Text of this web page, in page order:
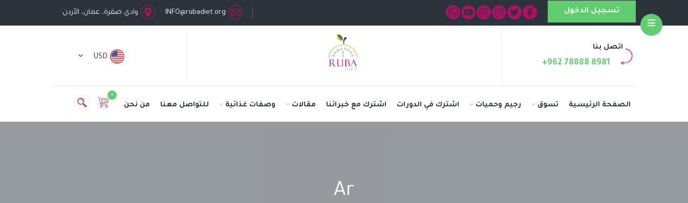
INFO@rubadiet.org وادي صقرة، عمان، الأردن تسجيل الدخول
اتصل بنا
+962 78888 8981
USD
0
الصفحة الرئيسية تسوق رجيم وحميات اشترك في الدورات اشترك مع خبرائنا مقالات وصفات غذائية للتواصل معنا من نحن
Ar